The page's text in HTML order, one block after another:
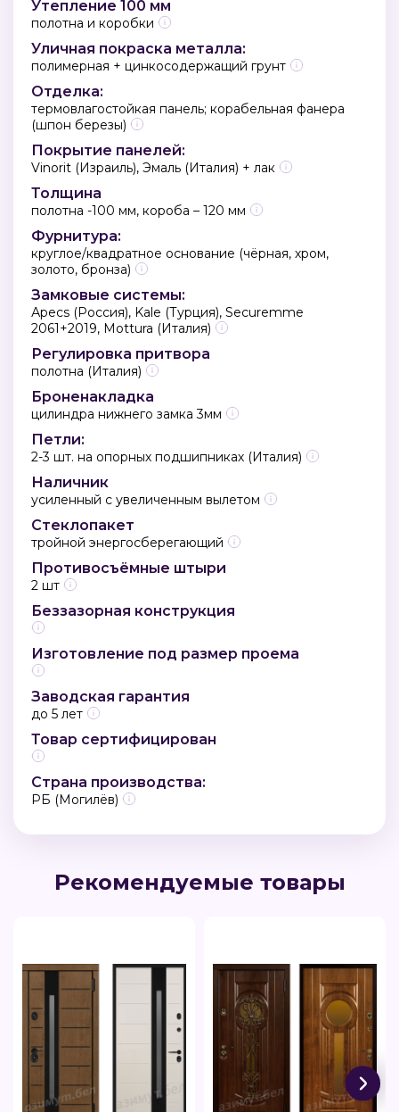
Утепление 100 мм
полотна и коробки
Уличная покраска металла:
полимерная + цинкосодержащий грунт
Отделка:
термовлагостойкая панель; корабельная фанера
(шпон березы)
Покрытие панелей:
Vinorit (Израиль), Эмаль (Италия) + лак
Толщина
полотна -100 мм, короба – 120 мм
Фурнитура:
круглое/квадратное основание (чёрная, хром,
золото, бронза)
Замковые системы:
Аpecs (Россия), Kale (Турция), Securemme
2061+2019, Mottura (Италия)
Регулировка притвора
полотна (Италия)
Броненакладка
цилиндра нижнего замка 3мм
Петли:
2-3 шт. на опорных подшипниках (Италия)
Наличник
усиленный с увеличенным вылетом
Стеклопакет
тройной энергосберегающий
Противосъёмные штыри
2 шт
Беззазорная конструкция
Изготовление под размер проема
Заводская гарантия
до 5 лет
Товар сертифицирован
Страна производства:
РБ (Могилёв)
Рекомендуемые товары